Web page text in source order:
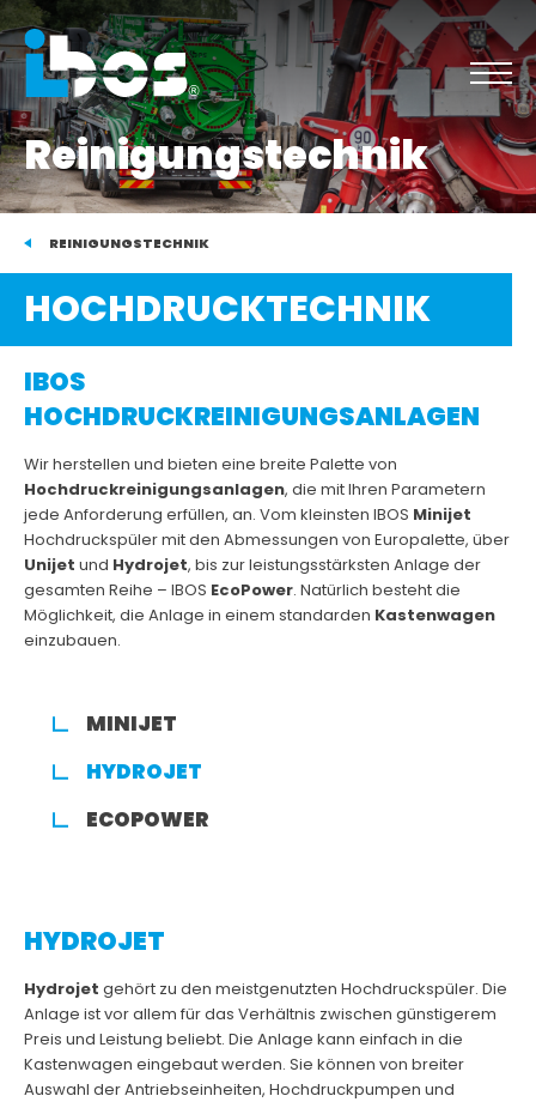
Reinigungstechnik
REINIGUNGSTECHNIK
HOCHDRUCKTECHNIK
IBOS
HOCHDRUCKREINIGUNGSANLAGEN
Wir herstellen und bieten eine breite Palette von
Hochdruckreinigungsanlagen, die mit Ihren Parametern
jede Anforderung erfüllen, an. Vom kleinsten IBOS Minijet
Hochdruckspüler mit den Abmessungen von Europalette, über
Unijet und Hydrojet, bis zur leistungsstärksten Anlage der
gesamten Reihe – IBOS EcoPower. Natürlich besteht die
Möglichkeit, die Anlage in einem standarden Kastenwagen
einzubauen.
MINIJET
HYDROJET
ECOPOWER
HYDROJET
Hydrojet gehört zu den meistgenutzten Hochdruckspüler. Die
Anlage ist vor allem für das Verhältnis zwischen günstigerem
Preis und Leistung beliebt. Die Anlage kann einfach in die
Kastenwagen eingebaut werden. Sie können von breiter
Auswahl der Antriebseinheiten, Hochdruckpumpen und